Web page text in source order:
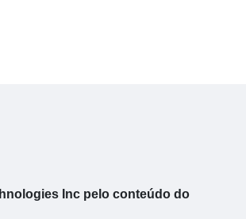
Inc pelo conteúdo do